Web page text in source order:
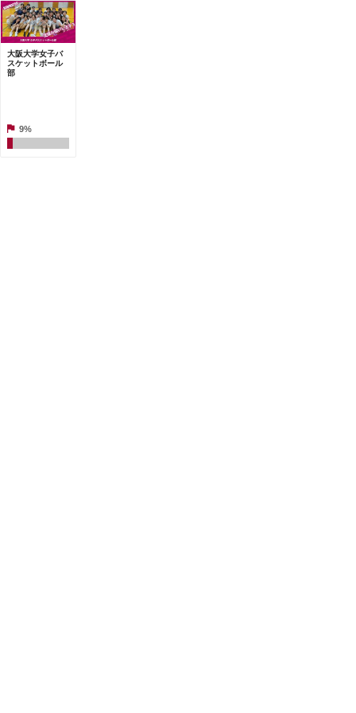
大阪大学女子バ
スケットボール
部
9%